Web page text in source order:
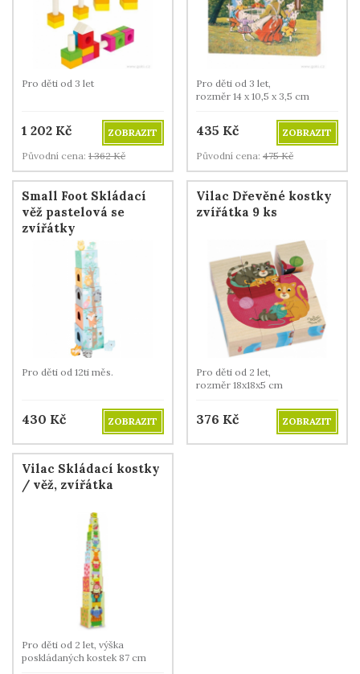
Pro děti od 3 let
1 202 Kč
ZOBRAZIT
Původní cena: 1 362 Kč
Pro děti od 3 let,
rozměr 14 x 10,5 x 3,5 cm
435 Kč
ZOBRAZIT
Původní cena: 475 Kč
Small Foot Skládací
věž pastelová se
zvířátky
Pro děti od 12ti měs.
430 Kč ZOBRAZIT
Vilac Dřevěné kostky
zvířátka 9 ks
Pro děti od 2 let,
rozměr 18x18x5 cm
376 Kč ZOBRAZIT
Vilac Skládací kostky
/ věž, zvířátka
Pro děti od 2 let, výška
poskládaných kostek 87 cm